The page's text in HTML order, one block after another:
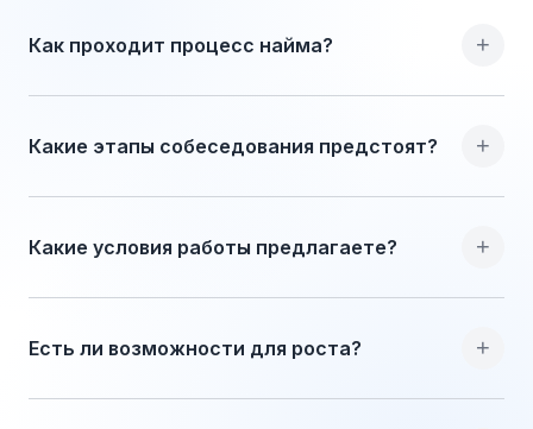
Как проходит процесс найма? +
Какие этапы собеседования предстоят? +
Какие условия работы предлагаете? +
Есть ли возможности для роста? +